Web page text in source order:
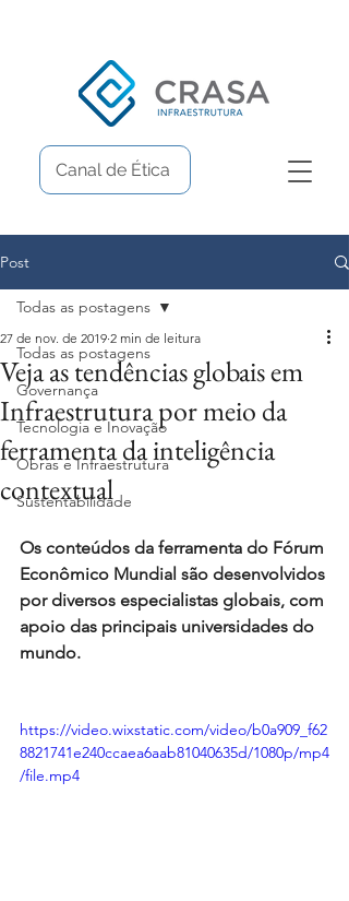
Canal de Ética
Post
Todas as postagens
Governança
Tecnologia e Inovação
Obras e Infraestrutura
Sustentabilidade
Todas as postagens
Veja as tendências globais em
Infraestrutura por meio da
ferramenta da inteligência
contextual
27 de nov. de 2019 2 min de leitura
Os conteúdos da ferramenta do Fórum
Econômico Mundial são desenvolvidos
por diversos especialistas globais, com
apoio das principais universidades do
mundo.
https://video.wixstatic.com/video/b0a909_f62
8821741e240ccaea6aab81040635d/1080p/mp4
/file.mp4